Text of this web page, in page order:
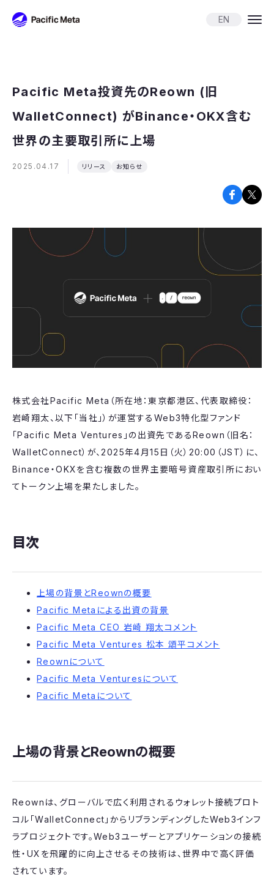
EN
Pacific Meta投資先のReown (旧
WalletConnect) がBinance・OKX含む
世界の主要取引所に上場
2025.04.17 リリース お知らせ
株式会社Pacific Meta（所在地：東京都港区、代表取締役：
岩崎翔太、以下「当社」）が運営するWeb3特化型ファンド
「Pacific Meta Ventures」の出資先であるReown（旧名：
WalletConnect）が、2025年4月15日（火）20:00（JST）に、
Binance・OKXを含む複数の世界主要暗号資産取引所におい
てトークン上場を果たしました。
目次
上場の背景とReownの概要
Pacific Metaによる出資の背景
Pacific Meta CEO 岩崎 翔太コメント
Pacific Meta Ventures 松本 頌平コメント
Reownについて
Pacific Meta Venturesについて
Pacific Metaについて
上場の背景とReownの概要
Reownは、グローバルで広く利用されるウォレット接続プロト
コル「WalletConnect」からリブランディングしたWeb3インフ
ラプロジェクトです。Web3ユーザーとアプリケーションの接続
性・UXを飛躍的に向上させるその技術は、世界中で高く評価
されています。